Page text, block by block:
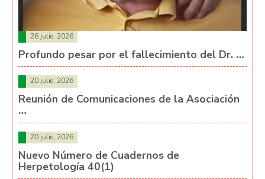
26 julio, 2026
Profundo pesar por el fallecimiento del Dr. …
20 julio, 2026
Reunión de Comunicaciones de la Asociación
…
20 julio, 2026
Nuevo Número de Cuadernos de
Herpetología 40(1)